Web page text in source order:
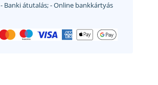
- Banki átutalás;- Online bankkártyás